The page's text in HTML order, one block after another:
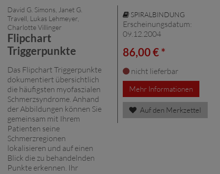
David G. Simons, Janet G.
Travell, Lukas Lehmeyer,
Charlotte Villinger
Flipchart
Triggerpunkte
Das Flipchart Triggerpunkte
dokumentiert übersichtlich
die häufigsten myofaszialen
Schmerzsyndrome. Anhand
der Abbildungen können Sie
gemeinsam mit Ihrem
Patienten seine
Schmerzregionen
lokalisieren und auf einen
Blick die zu behandelnden
Punkte erkennen. Ihr
SPIRALBINDUNG
Erscheinungsdatum:
09.12.2004
86,00 € *
nicht lieferbar
Mehr Informationen
Auf den Merkzettel